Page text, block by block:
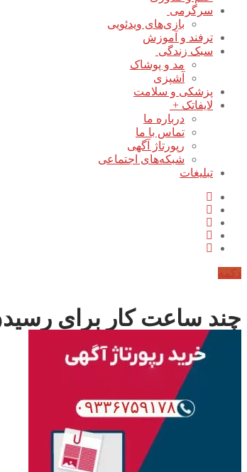
سرگرمی
بازی‌های ویدئویی
ترفند و آموزش
سبک زندگی
مد و پوشاک
آشپزی
پزشکی و سلامت
لایفاتک +
درباره ما
تماس با ما
رپورتاژ آگهی
شبکه‌های اجتماعی
تبلیغات
دکمه
چند ساعت کار برای